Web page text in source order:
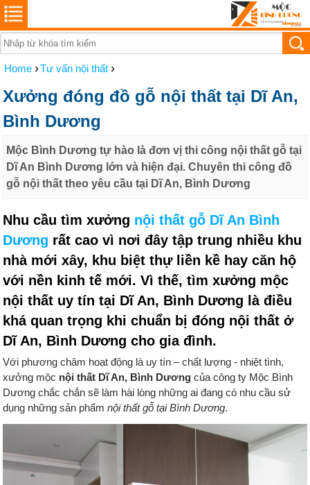
Home ›Tư vấn nội thất ›
Xưởng đóng đồ gỗ nội thất tại Dĩ An,
Bình Dương
Mộc Bình Dương tự hào là đơn vị thi công nội thất gỗ tại
Dĩ An Bình Dương lớn và hiện đại. Chuyên thi công đồ
gỗ nội thất theo yêu cầu tại Dĩ An, Bình Dương
Nhu cầu tìm xưởng nội thất gỗ Dĩ An Bình
Dương rất cao vì nơi đây tập trung nhiều khu
nhà mới xây, khu biệt thự liền kề hay căn hộ
với nền kinh tế mới. Vì thế, tìm xưởng mộc
nội thất uy tín tại Dĩ An, Bình Dương là điều
khá quan trọng khi chuẩn bị đóng nội thất ở
Dĩ An, Bình Dương cho gia đình.
Với phương châm hoạt động là uy tín – chất lượng - nhiệt tình,
xưởng mộc nội thất Dĩ An, Bình Dương của công ty Mộc Bình
Dương chắc chắn sẽ làm hài lòng những ai đang có nhu cầu sử
dụng những sản phẩmnội thất gỗ tại Bình Dương.